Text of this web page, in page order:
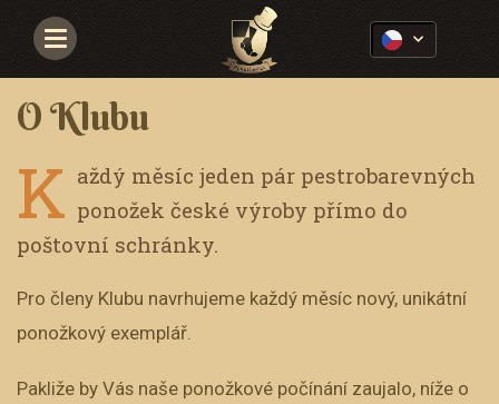
Navigace
O Klubu
K aždý měsíc jeden pár pestrobarevných
ponožek české výroby přímo do
poštovní schránky.
Pro členy Klubu navrhujeme každý měsíc nový, unikátní
ponožkový exemplář.
Pakliže by Vás naše ponožkové počínání zaujalo, níže o